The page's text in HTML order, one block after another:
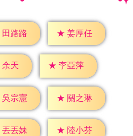
田路路 ★ 姜厚任
余天 ★ 李亞萍
吳宗憲 ★ 關之琳
丟丟妹 ★ 陸小芬